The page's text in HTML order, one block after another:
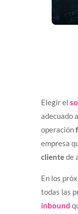
Elegir el
adecuado
operación
empresa
clientede
En los
todas las
inbound